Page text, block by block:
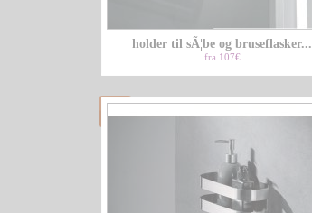
holder til sÃ¦be og bruseflasker...
fra 107€